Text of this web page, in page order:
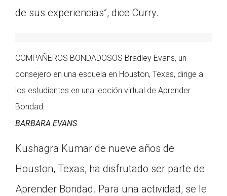
de sus experiencias”, dice Curry.
COMPAÑEROS BONDADOSOS Bradley Evans, un
consejero en una escuela en Houston, Texas, dirige a
los estudiantes en una lección virtual de Aprender
Bondad.
BARBARA EVANS
Kushagra Kumar de nueve años de
Houston, Texas, ha disfrutado ser parte de
Aprender Bondad. Para una actividad, se le